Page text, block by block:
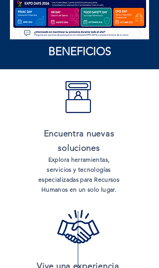
BENEFICIOS
Encuentra nuevas
soluciones
Explora herramientas,
servicios y tecnologías
especializadas para Recursos
Humanos en un solo lugar.
Vive una experiencia